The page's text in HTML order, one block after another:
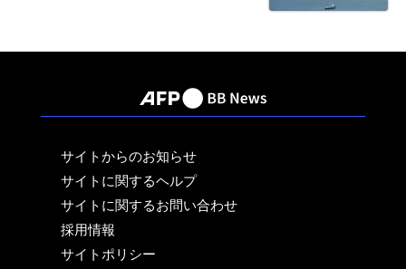
サイトからのお知らせ
サイトに関するヘルプ
サイトに関するお問い合わせ
採用情報
サイトポリシー